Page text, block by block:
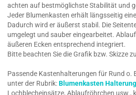
achten auf bestmöglichste Stabilität und
Jeder Blumenkasten erhält längsseitig
Dadurch wird er äußerst stabil. Die
umgelegt und sauber eingearbeitet.
äußeren Ecken entsprechend integriert.
Bitte beachten Sie die Grafik bzw. Skizze
Passende Kastenhalterungen für Rund o.
unter der Rubrik:Blumenkasten
Lochblecheinsätze, Ablaufröhrchen usw.,